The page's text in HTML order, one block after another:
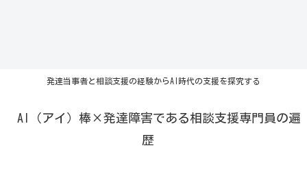
発達当事者と相談支援の経験からAI時代の支援を探究する
AI（アイ）棒×発達障害である相談支援専門員の遍
歴